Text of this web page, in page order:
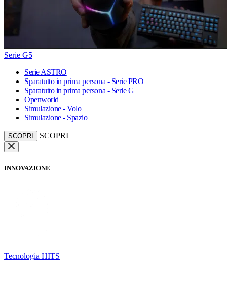
Serie G5
Serie ASTRO
Sparatutto in prima persona - Serie PRO
Sparatutto in prima persona - Serie G
Openworld
Simulazione - Volo
Simulazione - Spazio
SCOPRI SCOPRI
INNOVAZIONE
Tecnologia HITS